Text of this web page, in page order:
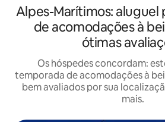
Alpes-Marítimos:
de acomodações à
ótimas
Os hóspedes concordam:
temporada de acomodações à
bem avaliados por sua
mais.